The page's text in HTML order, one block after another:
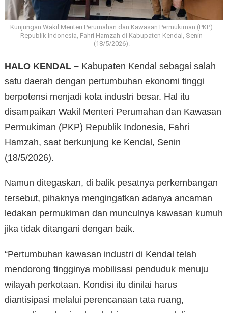
Kunjungan Wakil Menteri Perumahan dan Kawasan Permukiman (PKP)
Republik Indonesia, Fahri Hamzah di Kabupaten Kendal, Senin
(18/5/2026).
HALO KENDAL – Kabupaten Kendal sebagai salah
satu daerah dengan pertumbuhan ekonomi tinggi
berpotensi menjadi kota industri besar. Hal itu
disampaikan Wakil Menteri Perumahan dan Kawasan
Permukiman (PKP) Republik Indonesia, Fahri
Hamzah, saat berkunjung ke Kendal, Senin
(18/5/2026).
Namun ditegaskan, di balik pesatnya perkembangan
tersebut, pihaknya mengingatkan adanya ancaman
ledakan permukiman dan munculnya kawasan kumuh
jika tidak ditangani dengan baik.
“Pertumbuhan kawasan industri di Kendal telah
mendorong tingginya mobilisasi penduduk menuju
wilayah perkotaan. Kondisi itu dinilai harus
diantisipasi melalui perencanaan tata ruang,